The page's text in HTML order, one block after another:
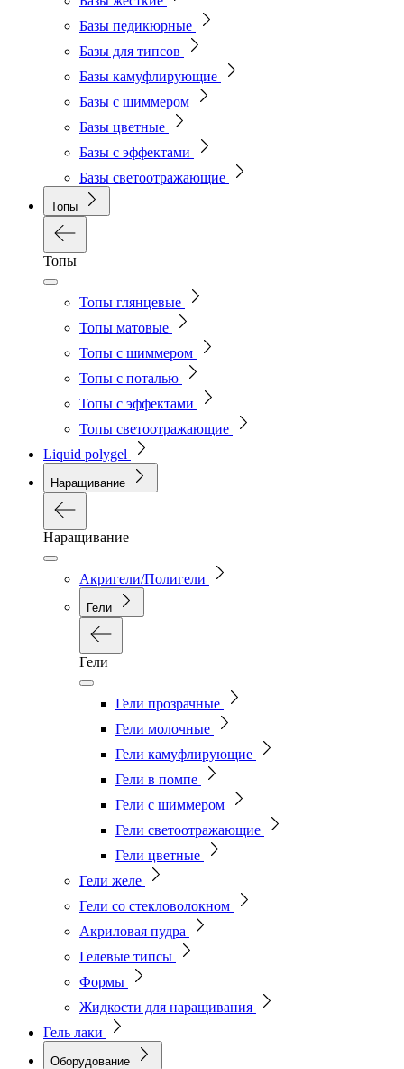
Базы педикюрные
Базы для типсов
Базы камуфлирующие
Базы с шиммером
Базы цветные
Базы с эффектами
Базы светоотражающие
Топы
Топы
Топы глянцевые
Топы матовые
Топы с шиммером
Топы с поталью
Топы с эффектами
Топы светоотражающие
Liquid polygel
Наращивание
Наращивание
Акригели/Полигели
Гели
Гели
Гели прозрачные
Гели молочные
Гели камуфлирующие
Гели в помпе
Гели с шиммером
Гели светоотражающие
Гели цветные
Гели желе
Гели со стекловолокном
Акриловая пудра
Гелевые типсы
Формы
Жидкости для наращивания
Гель лаки
Оборудование